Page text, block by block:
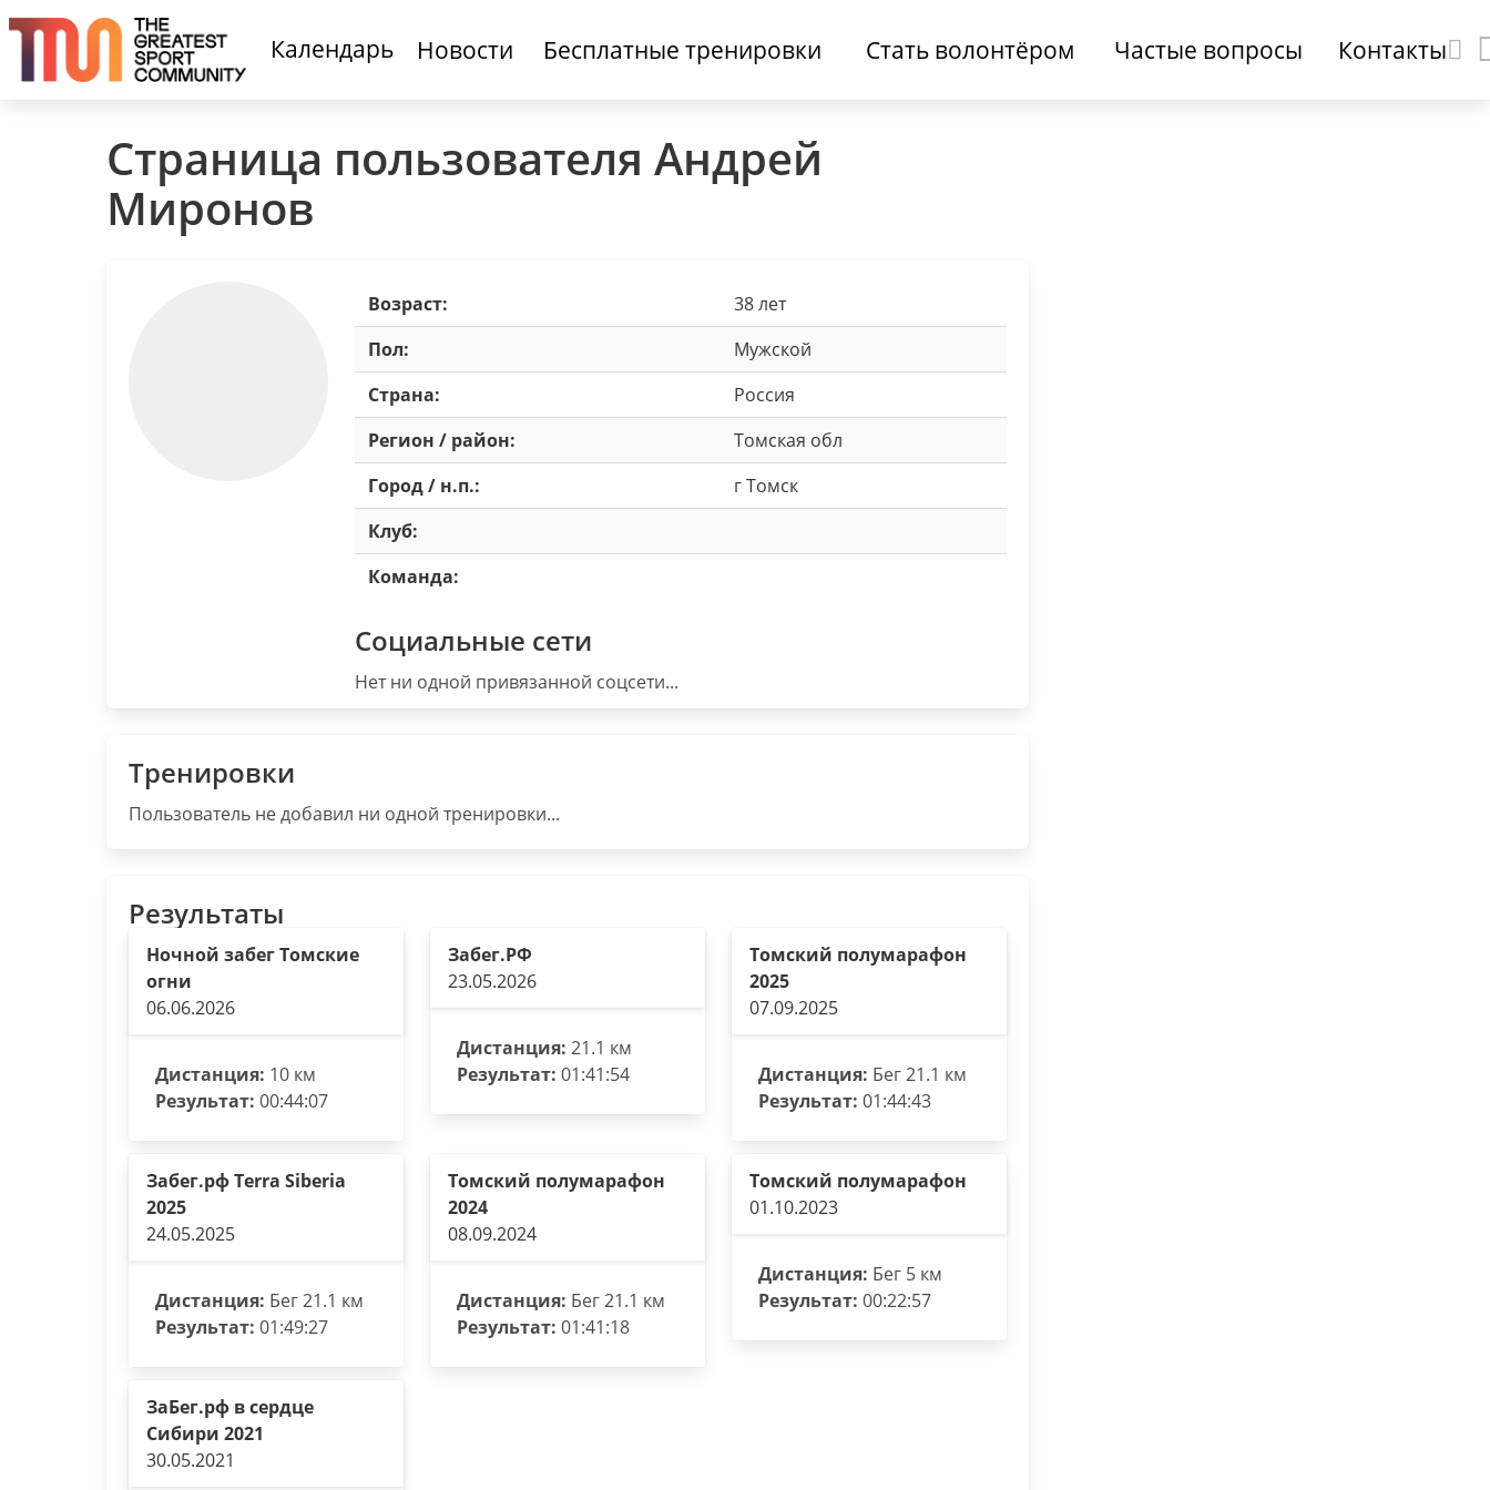
Календарь Новости Бесплатные тренировки Стать волонтёром Частые вопросы Контакты
Страница пользователя Андрей
Миронов
Возраст:
38 лет
Пол:
Мужской
Страна:
Россия
Регион / район:
Томская обл
Город / н.п.:
г Томск
Клуб:
Команда:
Социальные сети
Нет ни одной привязанной соцсети...
Тренировки
Пользователь не добавил ни одной тренировки...
Результаты
Ночной забег Томские
огни
06.06.2026
Дистанция: 10 км
Результат: 00:44:07
Забег.РФ
23.05.2026
Дистанция: 21.1 км
Результат: 01:41:54
Томский полумарафон
2025
07.09.2025
Дистанция: Бег 21.1 км
Результат: 01:44:43
Забег.рф Terra Siberia
2025
24.05.2025
Дистанция: Бег 21.1 км
Результат: 01:49:27
Томский полумарафон
2024
08.09.2024
Дистанция: Бег 21.1 км
Результат: 01:41:18
Томский полумарафон
01.10.2023
Дистанция: Бег 5 км
Результат: 00:22:57
ЗаБег.рф в сердце
Сибири 2021
30.05.2021